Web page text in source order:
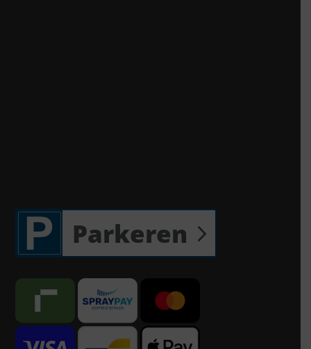
Parkeren